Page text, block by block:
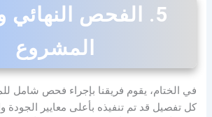
5. الفحص النهائي
المشروع
في الختام، يقوم فريقنا بإجراء فحص شامل
كل تفصيل قد تم تنفيذه بأعلى معايير الجودة